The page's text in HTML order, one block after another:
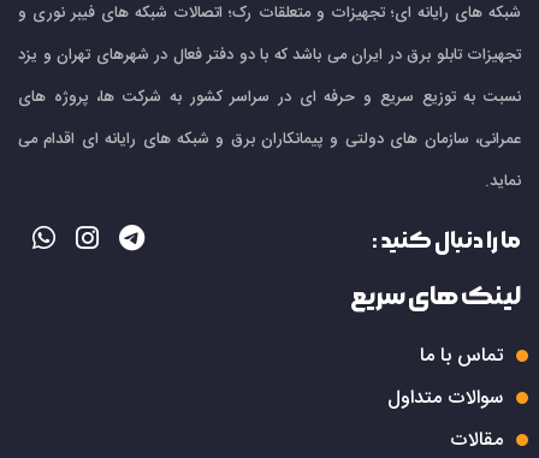
شبکه های رایانه ای؛ تجهیزات و متعلقات رک؛ اتصالات شبکه های فیبر نوری و
تجهیزات تابلو برق در ایران می باشد که با دو دفتر فعال در شهرهای تهران و یزد
نسبت به توزیع سریع و حرفه ای در سراسر کشور به شرکت ها، پروژه های
عمرانی، سازمان های دولتی و پیمانکاران برق و شبکه های رایانه ای اقدام می
نماید.
ما را دنبال کنید :
لینک های سریع
تماس با ما
سوالات متداول
مقالات